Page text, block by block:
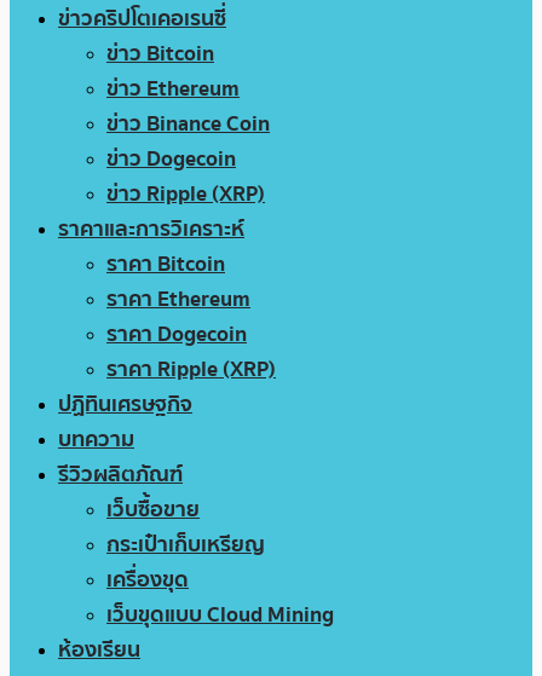
ข่าวคริปโตเคอเรนซี่
ข่าว Bitcoin
ข่าว Ethereum
ข่าว Binance Coin
ข่าว Dogecoin
ข่าว Ripple (XRP)
ราคาและการวิเคราะห์
ราคา Bitcoin
ราคา Ethereum
ราคา Dogecoin
ราคา Ripple (XRP)
ปฏิทินเศรษฐกิจ
บทความ
รีวิวผลิตภัณฑ์
เว็บซื้อขาย
กระเป๋าเก็บเหรียญ
เครื่องขุด
เว็บขุดแบบ Cloud Mining
ห้องเรียน